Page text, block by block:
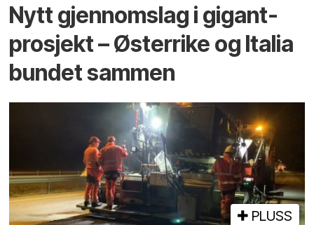
Nytt gjennomslag i gigant­
prosjekt – Østerrike og Italia
bundet sammen
PLUSS